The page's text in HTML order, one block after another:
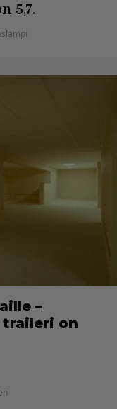
5,7.
–
traileri on